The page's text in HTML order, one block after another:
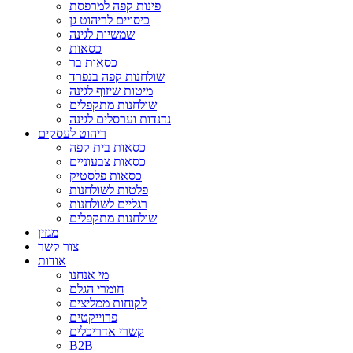
פינות קפה למרפסת
כיסויים לריהוט גן
שמשיות לגינה
כסאות
כסאות בר
שולחנות קפה בנפרד
מיטות שיזוף לגינה
שולחנות מתקפלים
נדנדות וערסלים לגינה
ריהוט לעסקים
כסאות בית קפה
כסאות צבעוניים
כסאות פלסטיק
פלטות לשולחנות
רגליים לשולחנות
שולחנות מתקפלים
מגזין
צור קשר
אודות
מי אנחנו
חומרי הגלם
לקוחות ממליצים
פרוייקטים
קשרי אדריכלים
B2B